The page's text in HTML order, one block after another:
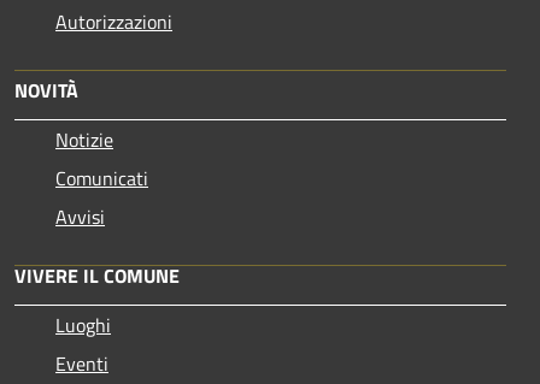
Autorizzazioni
NOVITÀ
Notizie
Comunicati
Avvisi
VIVERE IL COMUNE
Luoghi
Eventi